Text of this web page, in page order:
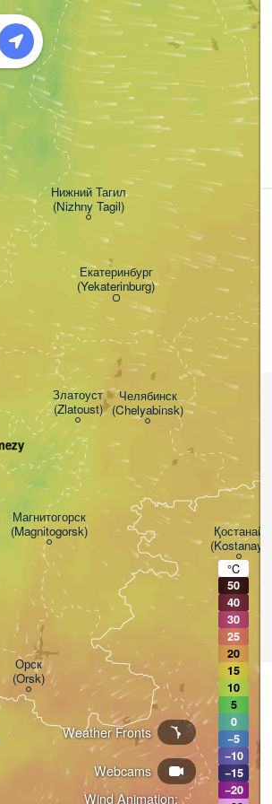
Wind Animation:
Webcams
Weather Fronts
Екатеринбург
(Yekaterinburg)
Нижний Тагил
(Nizhny Tagil)
Челябинск
(Chelyabinsk)
Орск
(Orsk)
Қостанай
(Kostanay)
Златоуст
(Zlatoust)
Магнитогорск
(Magnitogorsk)
°C
50
40
30
25
20
15
10
5
0
−5
−10
−15
−20